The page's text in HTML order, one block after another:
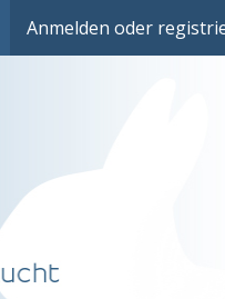
Anmelden oder